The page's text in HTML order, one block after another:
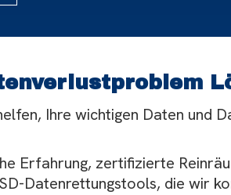
Ihre wichtigen Daten und
Erfahrung, zertifizierte
Datenrettungstools, die wir